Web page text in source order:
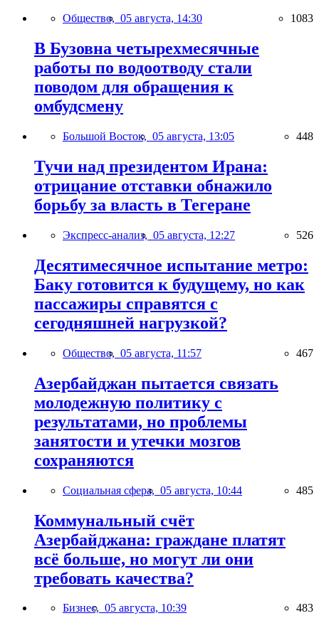
Общество, 05 августа, 14:30 1083
В Бузовна четырехмесячные
работы по водоотводу стали
поводом для обращения к
омбудсмену
Большой Восток, 05 августа, 13:05 448
Тучи над президентом Ирана:
отрицание отставки обнажило
борьбу за власть в Тегеране
Экспресс-анализ, 05 августа, 12:27 526
Десятимесячное испытание метро:
Баку готовится к будущему, но как
пассажиры справятся с
сегодняшней нагрузкой?
Общество, 05 августа, 11:57 467
Азербайджан пытается связать
молодежную политику с
результатами, но проблемы
занятости и утечки мозгов
сохраняются
Социальная сфера, 05 августа, 10:44 485
Коммунальный счёт
Азербайджана: граждане платят
всё больше, но могут ли они
требовать качества?
Бизнес, 05 августа, 10:39 483